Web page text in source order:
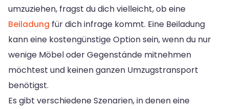
umzuziehen, fragst du dich vielleicht, ob eine
Beiladung für dich infrage kommt. Eine Beiladung
kann eine kostengünstige Option sein, wenn du nur
wenige Möbel oder Gegenstände mitnehmen
möchtest und keinen ganzen Umzugstransport
benötigst.
Es gibt verschiedene Szenarien, in denen eine